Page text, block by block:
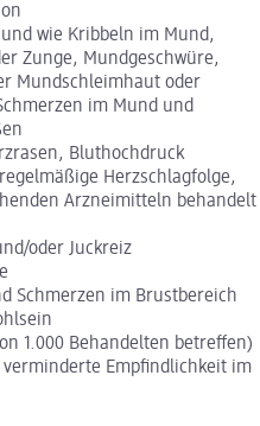
wie Kribbeln im Mund,
Zunge, Mundgeschwüre,
Mundschleimhaut oder
im Mund und
Bluthochdruck
Herzschlagfolge,
Arzneimitteln behandelt
oder Juckreiz
Schmerzen im Brustbereich
1.000 Behandelten betreffen)
Empfindlichkeit im